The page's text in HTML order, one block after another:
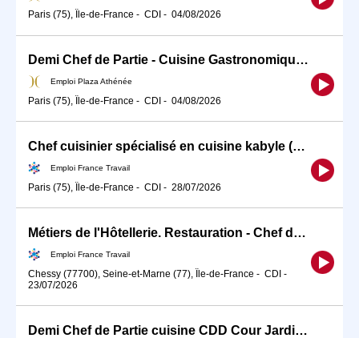
Paris (75), Île-de-France - CDI - 04/08/2026
Demi Chef de Partie - Cuisine Gastronomique H/F
Emploi Plaza Athénée
Paris (75), Île-de-France - CDI - 04/08/2026
Chef cuisinier spécialisé en cuisine kabyle (H/F)
Emploi France Travail
Paris (75), Île-de-France - CDI - 28/07/2026
Métiers de l'Hôtellerie. Restauration - Chef de Cuisine/C (H/F)
Emploi France Travail
Chessy (77700), Seine-et-Marne (77), Île-de-France - CDI -
23/07/2026
Demi Chef de Partie cuisine CDD Cour Jardin H/F